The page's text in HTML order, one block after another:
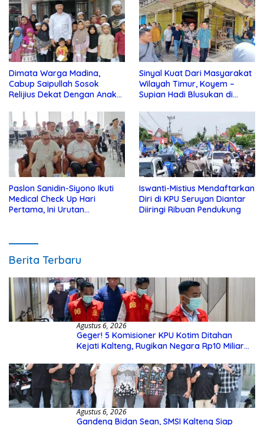
Dimata Warga Madina,
Cabup Saipullah Sosok
Relijius Dekat Dengan Anak
Sinyal Kuat Dari Masyarakat
Wilayah Timur, Koyem –
Supian Hadi Blusukan di
Paslon Sanidin-Siyono Ikuti
Medical Check Up Hari
Pertama, Ini Urutan
Iswanti-Mistius Mendaftarkan
Diri di KPU Seruyan Diantar
Diiringi Ribuan Pendukung
Berita Terbaru
Agustus 6, 2026
Geger! 5 Komisioner KPU Kotim Ditahan
Kejati Kalteng, Rugikan Negara Rp10 Miliar
Agustus 6, 2026
Gandeng Bidan Sean, SMSI Kalteng Siap